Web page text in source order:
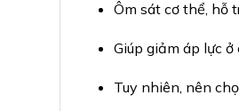
Ôm sát cơ thể, hỗ
Giúp giảm áp lực
Tuy nhiên, nên